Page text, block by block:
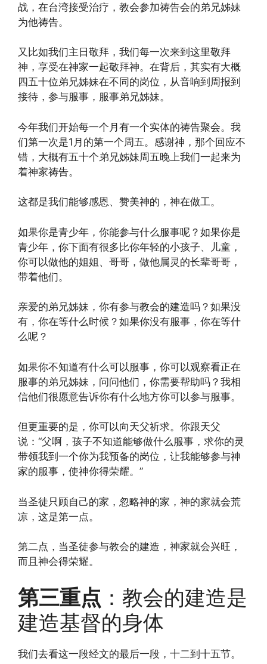
战，在台湾接受治疗，教会参加祷告会的弟兄姊妹
为他祷告。
又比如我们主日敬拜，我们每一次来到这里敬拜
神，享受在神家一起敬拜神。在背后，其实有大概
四五十位弟兄姊妹在不同的岗位，从音响到周报到
接待，参与服事，服事弟兄姊妹。
今年我们开始每一个月有一个实体的祷告聚会。我
们第一次是1月的第一个周五。感谢神，那个回应不
错，大概有五十个弟兄姊妹周五晚上我们一起来为
着神家祷告。
这都是我们能够感恩、赞美神的，神在做工。
如果你是青少年，你能参与什么服事呢？如果你是
青少年，你下面有很多比你年轻的小孩子、儿童，
你可以做他的姐姐、哥哥，做他属灵的长辈哥哥，
带着他们。
亲爱的弟兄姊妹，你有参与教会的建造吗？如果没
有，你在等什么时候？如果你没有服事，你在等什
么呢？
如果你不知道有什么可以服事，你可以观察看正在
服事的弟兄姊妹，问问他们，你需要帮助吗？我相
信他们很愿意告诉你有什么地方你可以参与服事。
但更重要的是，你可以向天父祈求。你跟天父
说：“父啊，孩子不知道能够做什么服事，求你的灵
带领我到一个你为我预备的岗位，让我能够参与神
家的服事，使神你得荣耀。”
当圣徒只顾自己的家，忽略神的家，神的家就会荒
凉，这是第一点。
第二点，当圣徒参与教会的建造，神家就会兴旺，
而且神会得荣耀。
第三重点 ：教会的建造是
建造基督的身体
我们去看这一段经文的最后一段，十二到十五节。